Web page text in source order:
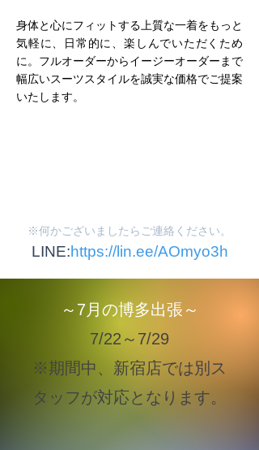
身体と心にフィットする上質な一着をもっと
気軽に、日常的に、楽しんでいただくため
に。フルオーダーからイージーオーダーまで
幅広いスーツスタイルを誠実な価格でご提案
いたします。
※何かございましたらご連絡ください。
LINE:https://lin.ee/AOmyo3h
～7月の博多出張～
7/22～7/29
​※期間中、新宿店では別ス
タッフが対応となります。